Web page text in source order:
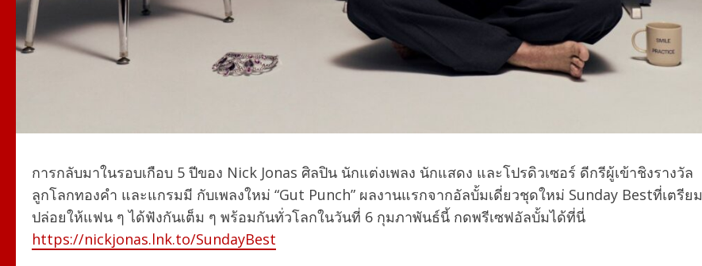
การกลับมาในรอบเกือบ 5 ปีของ Nick Jonas ศิลปิน นักแต่งเพลง นักแสดง และโปรดิวเซอร์ ดีกรีผู้เข้าชิงรางวัล
ลูกโลกทองคำ และแกรมมี กับเพลงใหม่ “Gut Punch” ผลงานแรกจากอัลบั้มเดี่ยวชุดใหม่ Sunday Bestที่เตรียม
ปล่อยให้แฟน ๆ ได้ฟังกันเต็ม ๆ พร้อมกันทั่วโลกในวันที่ 6 กุมภาพันธ์นี้ กดพรีเซฟอัลบั้มได้ที่นี่
https://nickjonas.lnk.to/SundayBest